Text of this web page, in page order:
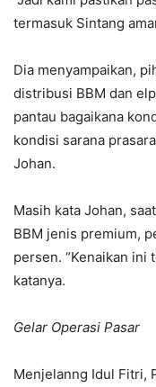
termasuk Sintang
Dia menyampaikan,
distribusi BBM dan
pantau bagaikana
kondisi sarana
Johan.
Masih kata Johan,
BBM jenis premium,
persen. “Kenaikan ini
katanya.
Gelar Operasi Pasar
Menjelanng Idul Fitri,